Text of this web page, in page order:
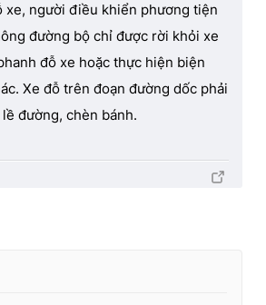
xe, người điều khiển phương tiện
đường bộ chỉ được rời khỏi xe
đỗ xe hoặc thực hiện biện
Xe đỗ trên đoạn đường dốc phải
đường, chèn bánh.